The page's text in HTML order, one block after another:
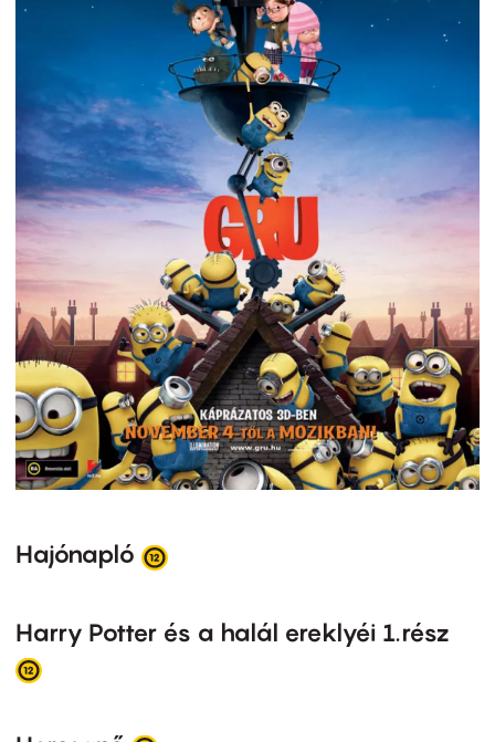
Hajónapló
Harry Potter és a halál ereklyéi 1.rész